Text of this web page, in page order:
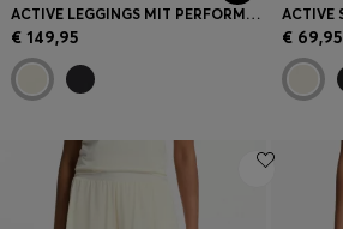
ACTIVE LEGGINGS MIT PERFORMANCE-STRETCH UND FEUCHTIGKEITSMANAGEMENT
€ 149,95 € 69,95